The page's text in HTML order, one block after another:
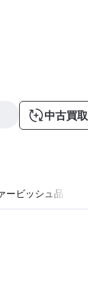
中古買取
ービッシュ品